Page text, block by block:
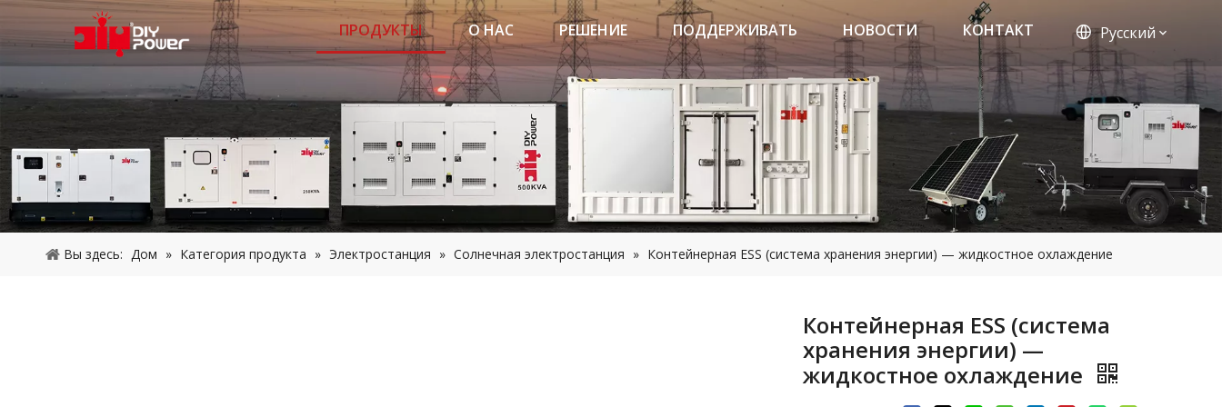
ПРОДУКТЫ О НАС РЕШЕНИЕ ПОДДЕРЖИВАТЬ НОВОСТИ КОНТАКТ Pусский
Вы здесь: Дом » Категория продукта » Электростанция » Солнечная электростанция » Контейнерная ESS (система хранения энергии) — жидкостное охлаждение
Контейнерная ESS (система
хранения энергии) —
жидкостное охлаждение